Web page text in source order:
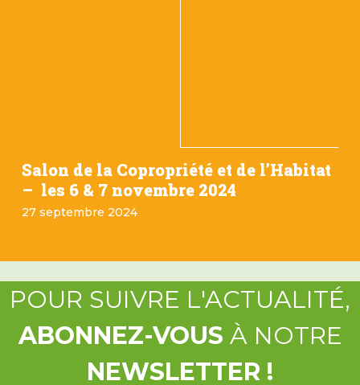
Salon de la Copropriété et de l’Habitat
– les 6 & 7 novembre 2024
27 septembre 2024
POUR SUIVRE L'ACTUALITÉ,
ABONNEZ-VOUS À NOTRE
NEWSLETTER !